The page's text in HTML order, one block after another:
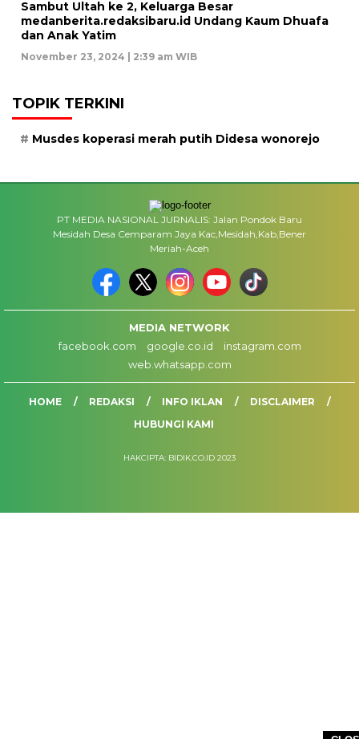
Sambut Ultah ke 2, Keluarga Besar
medanberita.redaksibaru.id Undang Kaum Dhuafa
dan Anak Yatim
November 23, 2024 | 2:39 am WIB
TOPIK TERKINI
Musdes koperasi merah putih Didesa wonorejo
PT MEDIA NASIONAL JURNALIS: Jalan Pondok Baru
Mesidah Desa Cemparam Jaya Kac,Mesidah,Kab,Bener
Meriah-Aceh
MEDIA NETWORK
facebook.com
google.co.id
instagram.com
web.whatsapp.com
HOME REDAKSI INFO IKLAN
DISCLAIMER
HUBUNGI KAMI
HAKCIPTA: BIDIK.CO.ID 2023